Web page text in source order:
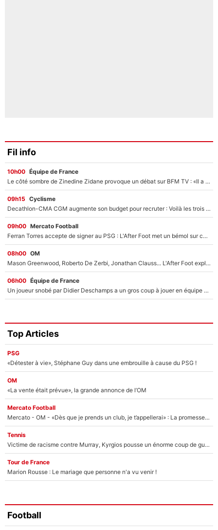
Fil info
10h00 Équipe de France
Le côté sombre de Zinedine Zidane provoque un débat sur BFM TV : «Il a pris 14 cartons rouges»
09h15 Cyclisme
Decathlon-CMA CGM augmente son budget pour recruter : Voilà les trois premiers coureurs qui font rejoindre Paul Seixas en 2027 !
09h00 Mercato Football
Ferran Torres accepte de signer au PSG : L'After Foot met un bémol sur ce transfert, le champion du monde va couter trop cher ?
08h00 OM
Mason Greenwood, Roberto De Zerbi, Jonathan Clauss... L'After Foot explique pourquoi Medhi Benatia a craqué à l'OM !
06h00 Équipe de France
Un joueur snobé par Didier Deschamps a un gros coup à jouer en équipe de France : Zinedine Zidane a trouvé son numéro 9 ?
Top Articles
PSG
«Détester à vie», Stéphane Guy dans une embrouille à cause du PSG !
OM
«La vente était prévue», la grande annonce de l’OM
Mercato Football
Mercato - OM - «Dès que je prends un club, je t’appellerai» : La promesse de Marcelino au moment de claquer la porte
Tennis
Victime de racisme contre Murray, Kyrgios pousse un énorme coup de gueule !
Tour de France
Marion Rousse : Le mariage que personne n'a vu venir !
Football